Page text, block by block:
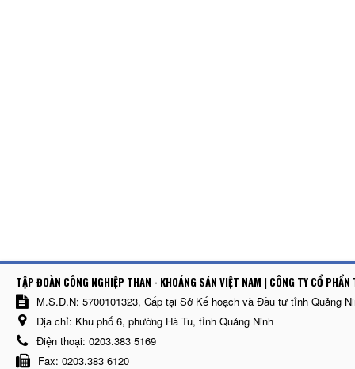
TẬP ĐOÀN CÔNG NGHIỆP THAN - KHOÁNG SẢN VIỆT NAM | CÔNG TY CỔ
M.S.D.N: 5700101323, Cấp tại Sở Kế hoạch và Đầu tư tỉnh Quảng
Địa chỉ: Khu phố 6, phường Hà Tu, tỉnh Quảng Ninh
Điện thoại: 0203.383 5169
Fax: 0203.383 6120